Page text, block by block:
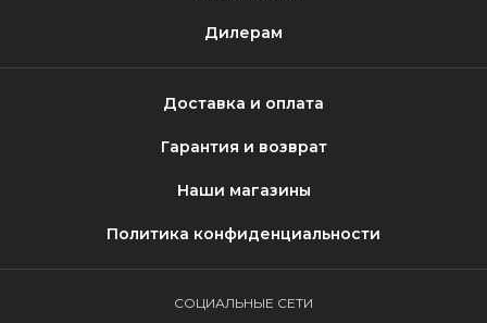
Дилерам
Доставка и оплата
Гарантия и возврат
Наши магазины
Политика конфиденциальности
СОЦИАЛЬНЫЕ СЕТИ